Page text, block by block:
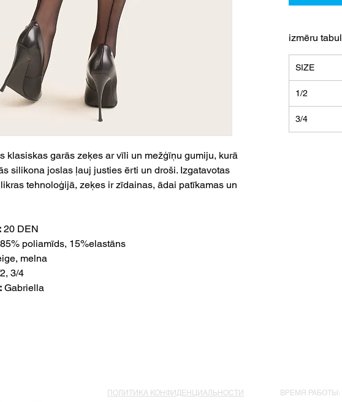
klasiskas garās zeķes ar vīli un mežģīņu gumiju, kurā
silikona joslas ļauj justies ērti un droši. Izgatavotas
tehnoloģijā, zeķes ir zīdainas, ādai patīkamas un
20 DEN
85% poliamīds, 15%elastāns
melna
3/4
Gabriella
izmēru
SIZE
1/2
3/4
ПОЛИТИКА КОНФИДЕНЦИАЛЬНОСТИ ВРЕМЯ РАБОТЫ: